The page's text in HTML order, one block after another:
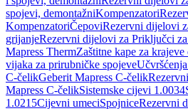
spojevi, demontažniKompenzatori
KompenzatoriČepoviRezervni dijelovi
grijanjeRezervni dijelovi za Priključci
Mapress ThermZaštitne kape za
vijaka za prirubničke spojeve
C-čelikGeberit Mapress C-čelik
Mapress C-čelikSistemske cijevi 1.0034
1.0215Cijevni umeciSpojniceRezervni